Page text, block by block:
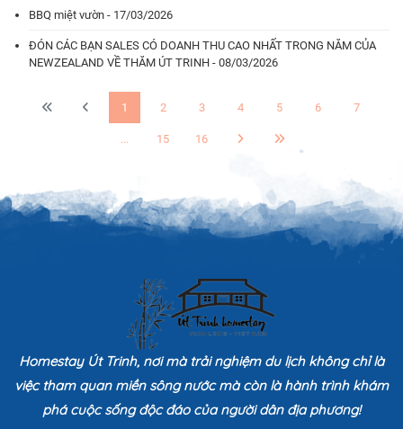
BBQ miệt vườn - 17/03/2026
ĐÓN CÁC BẠN SALES CÓ DOANH THU CAO NHẤT TRONG NĂM CỦA
NEWZEALAND VỀ THĂM ÚT TRINH - 08/03/2026
1 2 3 4 5 6 7
... 15 16
Homestay Út Trinh, nơi mà trải nghiệm du lịch không chỉ là
việc tham quan miền sông nước mà còn là hành trình khám
phá cuộc sống độc đáo của người dân địa phương!